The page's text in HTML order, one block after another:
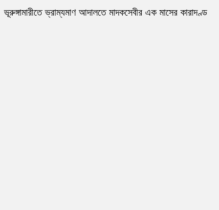
ভূরুঙ্গামারীতে ভ্রাম্যমাণ আদালতে মাদকসেবীর এক মাসের কারাদণ্ড